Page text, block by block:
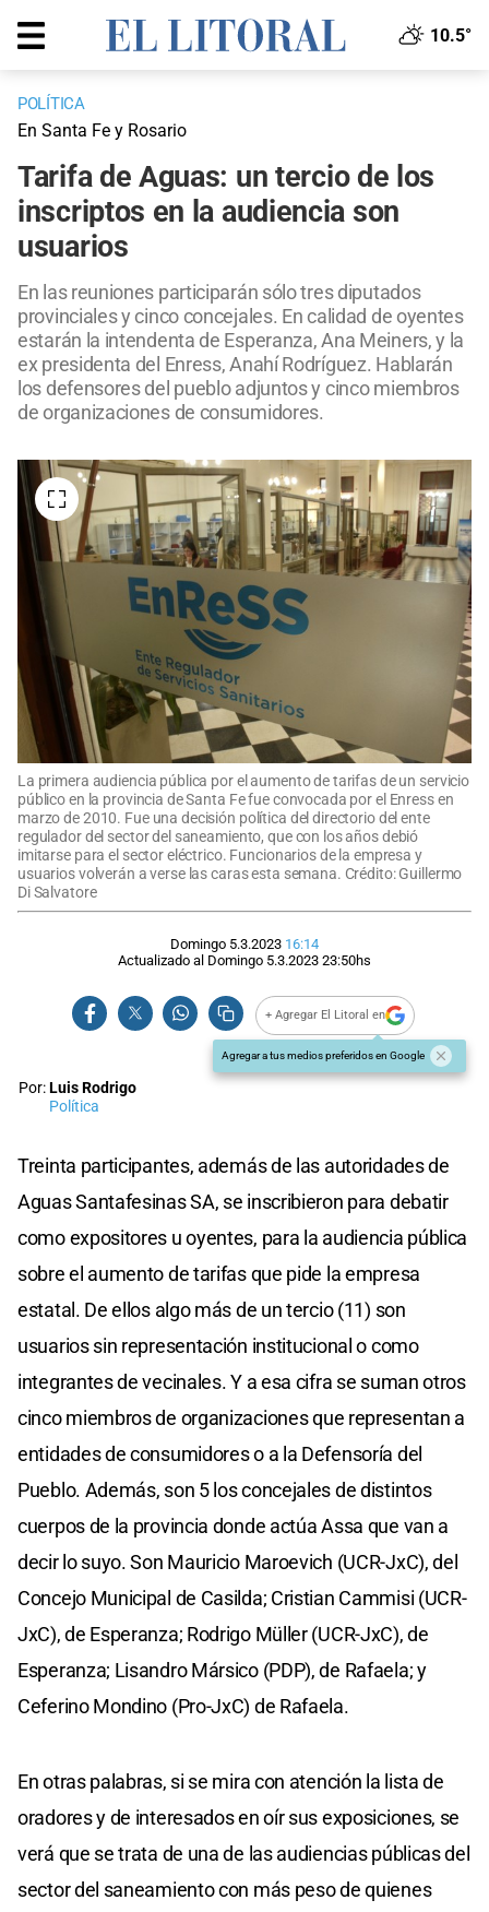
10.5°
POLÍTICA
En Santa Fe y Rosario
Tarifa de Aguas: un tercio de los
inscriptos en la audiencia son
usuarios
En las reuniones participarán sólo tres diputados
provinciales y cinco concejales. En calidad de oyentes
estarán la intendenta de Esperanza, Ana Meiners, y la
ex presidenta del Enress, Anahí Rodríguez. Hablarán
los defensores del pueblo adjuntos y cinco miembros
de organizaciones de consumidores.
La primera audiencia pública por el aumento de tarifas de un servicio
público en la provincia de Santa Fe fue convocada por el Enress en
marzo de 2010. Fue una decisión política del directorio del ente
regulador del sector del saneamiento, que con los años debió
imitarse para el sector eléctrico. Funcionarios de la empresa y
usuarios volverán a verse las caras esta semana. Crédito: Guillermo
Di Salvatore
Domingo 5.3.2023 16:14
Actualizado al Domingo 5.3.2023 23:50hs
+ Agregar El Litoral en
Agregar a tus medios preferidos en Google
Por:Luis Rodrigo
Política
Treinta participantes, además de las autoridades de
Aguas Santafesinas SA, se inscribieron para debatir
como expositores u oyentes, para la audiencia pública
sobre el aumento de tarifas que pide la empresa
estatal. De ellos algo más de un tercio (11) son
usuarios sin representación institucional o como
integrantes de vecinales. Y a esa cifra se suman otros
cinco miembros de organizaciones que representan a
entidades de consumidores o a la Defensoría del
Pueblo. Además, son 5 los concejales de distintos
cuerpos de la provincia donde actúa Assa que van a
decir lo suyo. Son Mauricio Maroevich (UCR-JxC), del
Concejo Municipal de Casilda; Cristian Cammisi (UCR-
JxC), de Esperanza; Rodrigo Müller (UCR-JxC), de
Esperanza; Lisandro Mársico (PDP), de Rafaela; y
Ceferino Mondino (Pro-JxC) de Rafaela.
En otras palabras, si se mira con atención la lista de
oradores y de interesados en oír sus exposiciones, se
verá que se trata de una de las audiencias públicas del
sector del saneamiento con más peso de quienes